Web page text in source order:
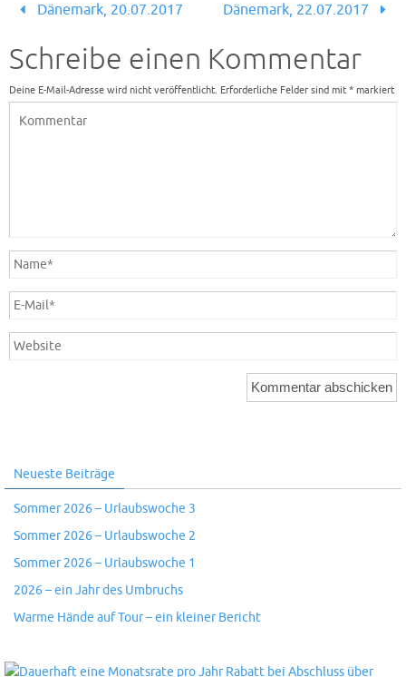
Dänemark, 20.07.2017 Dänemark, 22.07.2017
Schreibe einen Kommentar
Deine E-Mail-Adresse wird nicht veröffentlicht. Erforderliche Felder sind mit * markiert
Neueste Beiträge
Sommer 2026 – Urlaubswoche 3
Sommer 2026 – Urlaubswoche 2
Sommer 2026 – Urlaubswoche 1
2026 – ein Jahr des Umbruchs
Warme Hände auf Tour – ein kleiner Bericht